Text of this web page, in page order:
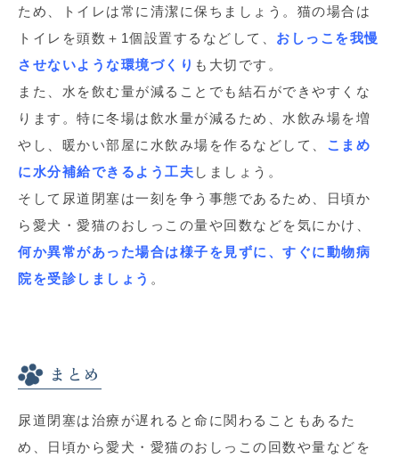
ため、トイレは常に清潔に保ちましょう。猫の場合は
トイレを頭数＋1個設置するなどして、 おしっこを我慢
させないような環境づくり も大切です。
また、水を飲む量が減ることでも結石ができやすくな
ります。特に冬場は飲水量が減るため、水飲み場を増
やし、暖かい部屋に水飲み場を作るなどして、 こまめ
に水分補給できるよう工夫 しましょう。
そして尿道閉塞は一刻を争う事態であるため、日頃か
ら愛犬・愛猫のおしっこの量や回数などを気にかけ、
何か異常があった場合は様子を見ずに、すぐに動物病
院を受診しましょう 。
まとめ
尿道閉塞は治療が遅れると命に関わることもあるた
め、日頃から愛犬・愛猫のおしっこの回数や量などを